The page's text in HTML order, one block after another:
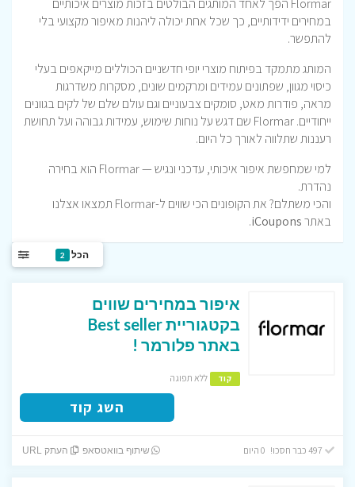
Flormar הפך לאחד המותגים הבולטים בזכות מוצרים איכותיים
במחירים ידידותיים, כך שכל אחת יכולה ליהנות מאיפור מקצועי בלי
להתפשר.
המותג מתמקד בפיתוח מוצרי יופי חדשניים הכוללים מייקאפים בעלי
כיסוי מגוון, שפתונים עמידים ומרקמים שונים, מסקרות משדרגות
מראה, פודרות מאט, סומקים צבעוניים וגם עולם שלם של לקים בגוונים
ייחודיים. Flormar שם דגש על נוחות שימוש, עמידות גבוהה ועל תחושת
רעננות שתלווה לאורך כל היום.
למי שמחפשת איפור איכותי, עדכני ונגיש — Flormar הוא בחירה
נהדרת.
והכי משתלם? את הקופונים הכי שווים ל-Flormar תמצאו אצלנו
באתרiCoupons
.
הכל 2
איפור במחירים שווים
בקטגוריית Best seller
באתר פלורמר !
קוד ללא תפוגה
השג קוד
שיתוף בוואטסאפ העתק URL